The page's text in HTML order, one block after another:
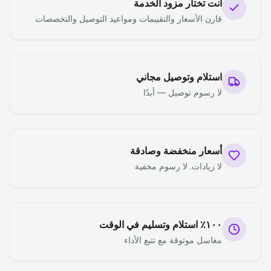
أنت تختار مزود الخدمة
قارن الأسعار والتقييمات ومواعيد التوصيل والتخصصات
استلام وتوصيل مجاني
لا رسوم توصيل — أبدًا
أسعار منخفضة وصادقة
لا زيادات. لا رسوم مخفية
١٠٠٪ استلام وتسليم في الوقت
مغاسل موثوقة مع تتبع الأداء